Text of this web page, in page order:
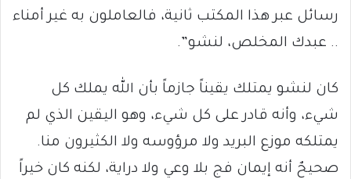
رسائل عبر هذا المكتب ثانية، فالعاملون به غير أمناء
.. عبدك المخلص، لنشو”.
كان لنشو يمتلك يقيناً جازماً بأن الله يملك كل
شيء، وأنه قادر على كل شيء، وهو اليقين الذي لم
يمتلكه موزع البريد ولا مرؤوسه ولا الكثيرون منا.
صحيحٌ أنه إيمان فج بلا وعي ولا دراية، لكنه كان خيراً